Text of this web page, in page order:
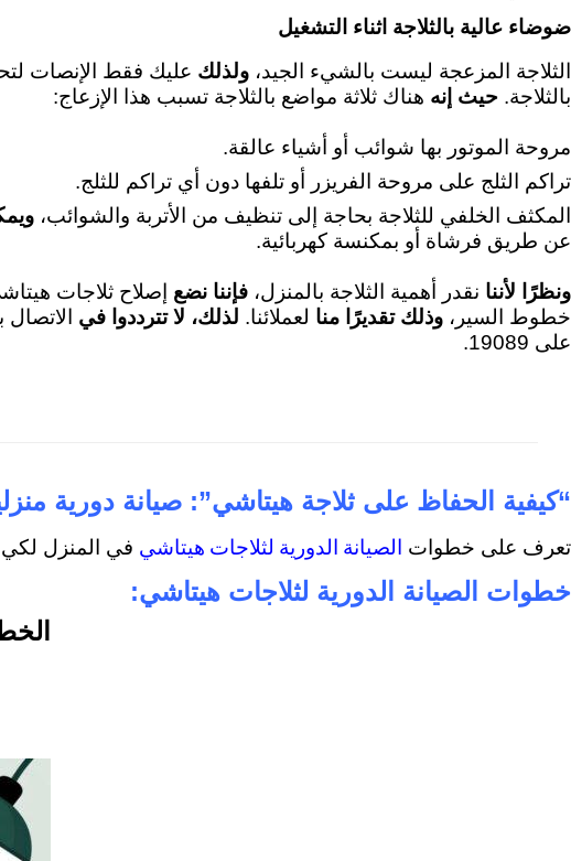
ضوضاء عالية بالثلاجة اثناء التشغيل
الثلاجة المزعجة ليست بالشيء الجيد، ولذلك عليك فقط الإنصات
بالثلاجة. حيث إنه هناك ثلاثة مواضع بالثلاجة تسبب هذا الإزعاج:
مروحة الموتور بها شوائب أو أشياء عالقة.
تراكم الثلج على مروحة الفريزر أو تلفها دون أي تراكم للثلج.
المكثف الخلفي للثلاجة بحاجة إلى تنظيف من الأتربة والشوائب،
عن طريق فرشاة أو بمكنسة كهربائية.
ونظرًا لأننا نقدر أهمية الثلاجة بالمنزل، فإننا نضع إصلاح ثلاجات
خطوط السير، وذلك تقديرًا منا لعملائنا. لذلك، لا تترددوا في الاتصال
على 19089.
“كيفية الحفاظ على ثلاجة هيتاشي”: صيانة دورية
تعرف على خطوات الصيانة الدورية لثلاجات هيتاشي في المنزل لكي
خطوات الصيانة الدورية لثلاجات هيتاشي: